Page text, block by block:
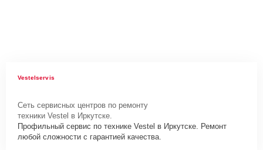
Vestelservis
Сеть сервисных центров по ремонту
техники Vestel в Иркутске.
Профильный сервис по технике Vestel в Иркутске. Ремонт
любой сложности с гарантией качества.